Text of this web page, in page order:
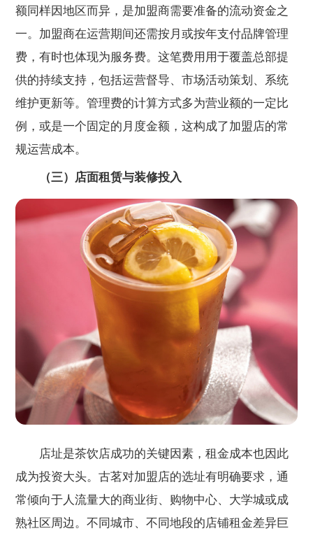
额同样因地区而异，是加盟商需要准备的流动资金之
一。加盟商在运营期间还需按月或按年支付品牌管理
费，有时也体现为服务费。这笔费用用于覆盖总部提
供的持续支持，包括运营督导、市场活动策划、系统
维护更新等。管理费的计算方式多为营业额的一定比
例，或是一个固定的月度金额，这构成了加盟店的常
规运营成本。
（三）店面租赁与装修投入
店址是茶饮店成功的关键因素，租金成本也因此
成为投资大头。古茗对加盟店的选址有明确要求，通
常倾向于人流量大的商业街、购物中心、大学城或成
熟社区周边。不同城市、不同地段的店铺租金差异巨